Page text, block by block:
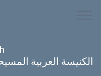
الكنيسة العربية